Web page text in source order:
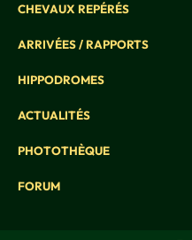
CHEVAUX REPÉRÉS
ARRIVÉES / RAPPORTS
HIPPODROMES
ACTUALITÉS
PHOTOTHÈQUE
FORUM